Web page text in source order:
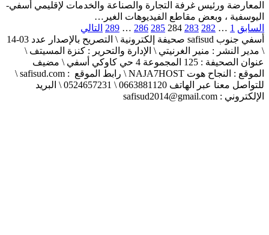
المعارضة ورئيس غرفة التجارة والصناعة والخدمات لإقليمي أسفي-
اليوسفية ، وبعض مقاطع الفيديوهات الغير…
السابق 1
…
282
283
284
285
286
…
289 التالي
أسفي جنوب safisud صحيفة إلكترونية \ التصريح بالإصدار عدد 03-14
\ مدير النشر : منير الغرنيتي \ الإدارة والتحرير : كنزة المسيتف \
عنوان الصحيفة : 125 المجموعة 4 حي كاوكي أسفي \ مضيف
الموقع : النجاح هوت NAJA7HOST \ رابط الموقع : safisud.com \
للتواصل معنا عبر الهاتف 0663881120 \ 0524657231 \ البريد
الإلكتروني : safisud2014@gmail.com